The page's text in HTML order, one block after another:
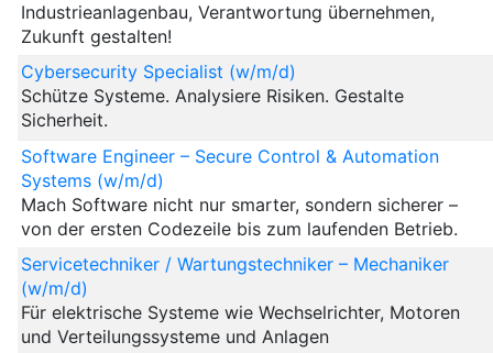
Industrieanlagenbau, Verantwortung übernehmen,
Zukunft gestalten!
Cybersecurity Specialist (w/m/d)
Schütze Systeme. Analysiere Risiken. Gestalte
Sicherheit.
Software Engineer – Secure Control & Automation
Systems (w/m/d)
Mach Software nicht nur smarter, sondern sicherer –
von der ersten Codezeile bis zum laufenden Betrieb.
Servicetechniker / Wartungstechniker – Mechaniker
(w/m/d)
Für elektrische Systeme wie Wechselrichter, Motoren
und Verteilungssysteme und Anlagen